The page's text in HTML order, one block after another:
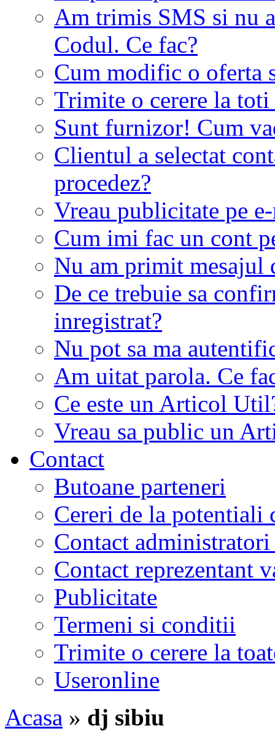
Am trimis SMS si nu
Codul. Ce fac?
Cum modific o oferta
Trimite o cerere la
Sunt furnizor! Cum
Clientul a selectat
procedez?
Vreau publicitate pe
Cum imi fac un cont
Nu am primit mesajul
De ce trebuie sa
inregistrat?
Nu pot sa ma
Am uitat parola. Ce
Ce este un Articol
Vreau sa public un
Contact
Butoane parteneri
Cereri de la potentiali
Contact
Contact reprezentant
Publicitate
Termeni si conditii
Trimite o cerere la
Useronline
Acasa » dj sibiu